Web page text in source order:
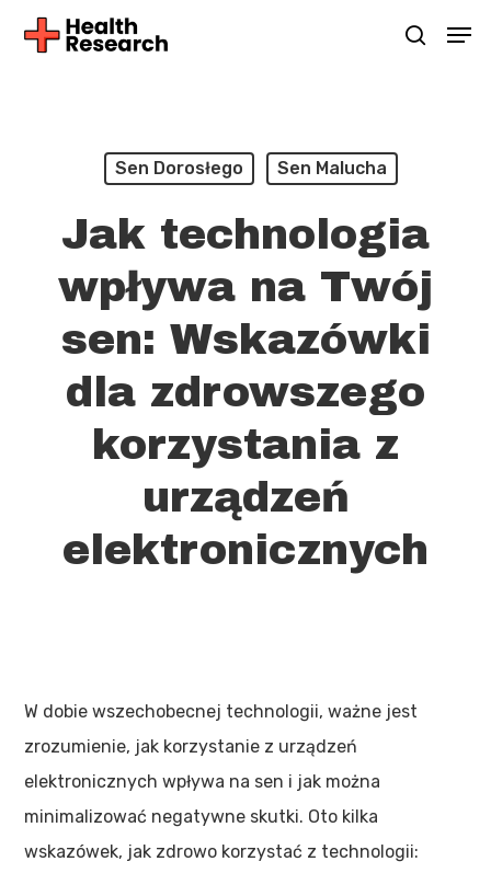
Szukaj
Sen Dorosłego Sen Malucha
Jak technologia
wpływa na Twój
sen: Wskazówki
dla zdrowszego
korzystania z
urządzeń
elektronicznych
W dobie wszechobecnej technologii, ważne jest
zrozumienie, jak korzystanie z urządzeń
elektronicznych wpływa na sen i jak można
minimalizować negatywne skutki. Oto kilka
wskazówek, jak zdrowo korzystać z technologii: